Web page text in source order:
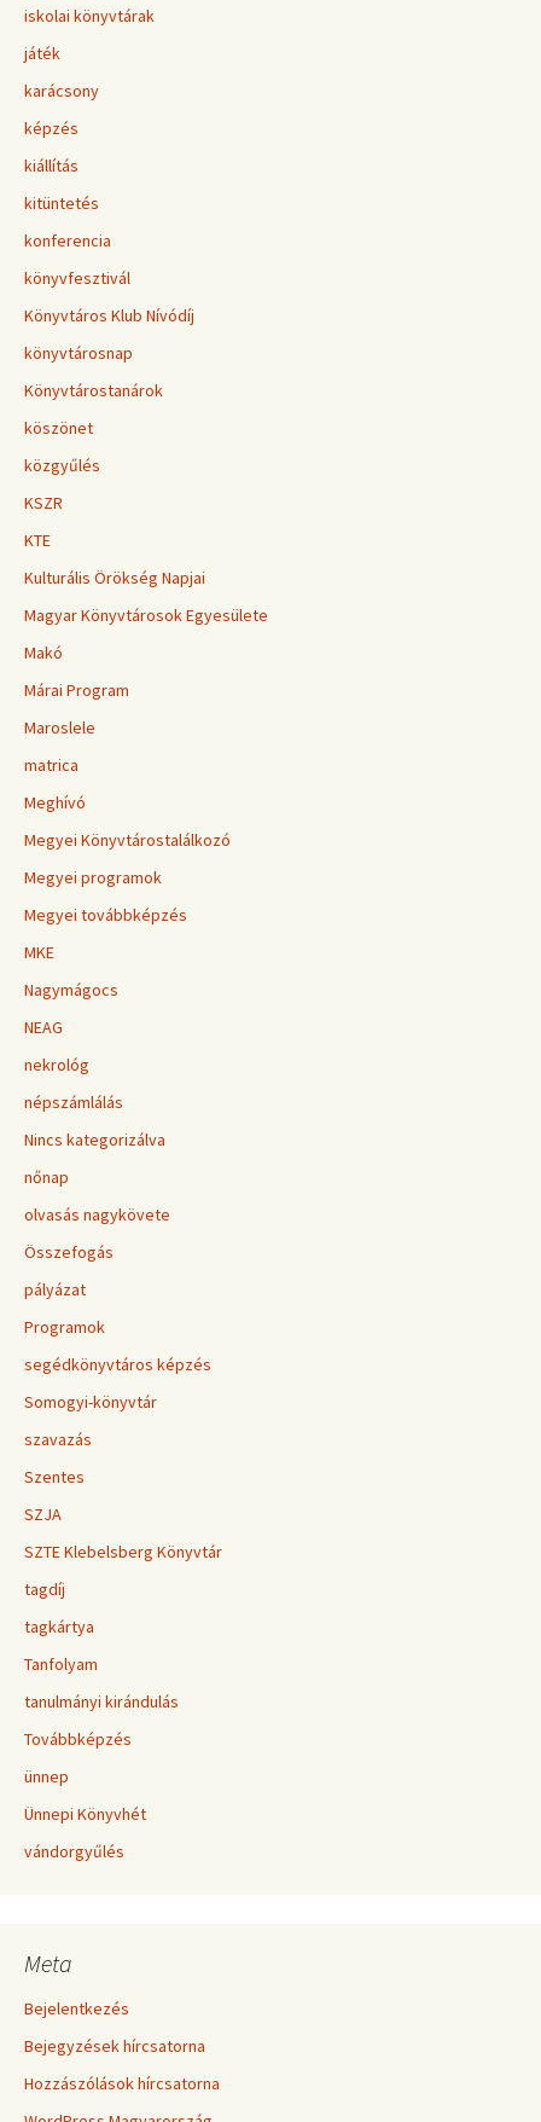
iskolai könyvtárak
játék
karácsony
képzés
kiállítás
kitüntetés
konferencia
könyvfesztivál
Könyvtáros Klub Nívódíj
könyvtárosnap
Könyvtárostanárok
köszönet
közgyűlés
KSZR
KTE
Kulturális Örökség Napjai
Magyar Könyvtárosok Egyesülete
Makó
Márai Program
Maroslele
matrica
Meghívó
Megyei Könyvtárostalálkozó
Megyei programok
Megyei továbbképzés
MKE
Nagymágocs
NEAG
nekrológ
népszámlálás
Nincs kategorizálva
nőnap
olvasás nagykövete
Összefogás
pályázat
Programok
segédkönyvtáros képzés
Somogyi-könyvtár
szavazás
Szentes
SZJA
SZTE Klebelsberg Könyvtár
tagdíj
tagkártya
Tanfolyam
tanulmányi kirándulás
Továbbképzés
ünnep
Ünnepi Könyvhét
vándorgyűlés
Meta
Bejelentkezés
Bejegyzések hírcsatorna
Hozzászólások hírcsatorna